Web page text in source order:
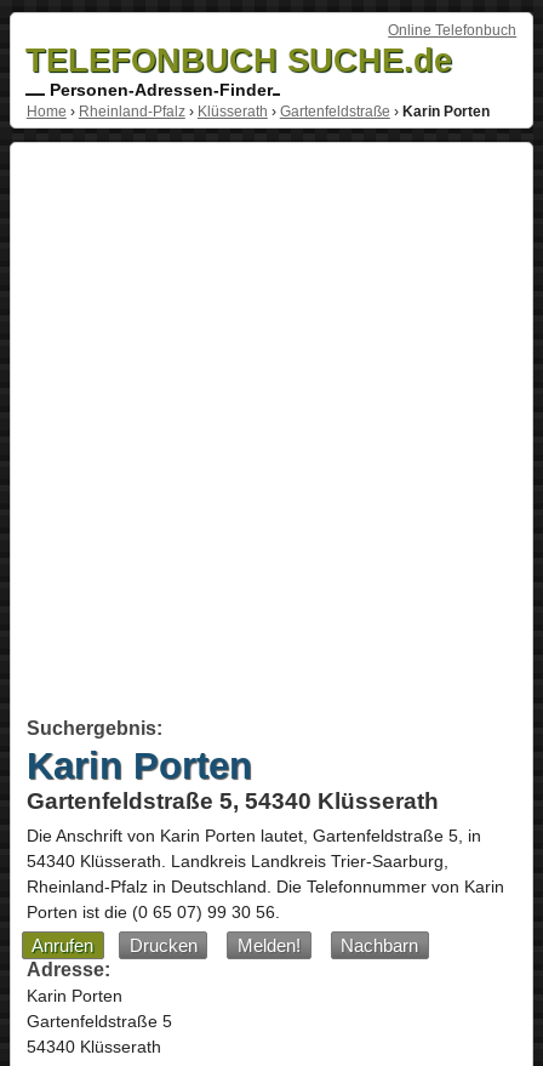
Online Telefonbuch
TELEFONBUCH SUCHE.de
Personen-Adressen-Finder
Home › Rheinland-Pfalz› Klüsserath › Gartenfeldstraße › Karin Porten
Suchergebnis:
Karin Porten
Gartenfeldstraße 5, 54340 Klüsserath
Die Anschrift von Karin Porten lautet, Gartenfeldstraße 5, in
54340 Klüsserath. Landkreis Landkreis Trier-Saarburg,
Rheinland-Pfalzin Deutschland. Die Telefonnummer von Karin
Porten ist die (0 65 07) 99 30 56.
Anrufen Drucken Melden!
Nachbarn
Adresse:
Karin Porten
Gartenfeldstraße 5
54340 Klüsserath